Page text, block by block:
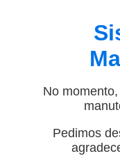
No
Pedimos